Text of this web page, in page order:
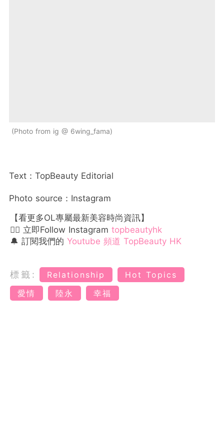
Photo from ig @ 6wing_fama
Text：TopBeauty Editorial
Photo source：Instagram
【看更多OL專屬最新美容時尚資訊】
👉🏻 立即Follow Instagram topbeautyhk
🔔 訂閱我們的 Youtube 頻道 TopBeauty HK
標籤: Relationship
Hot Topics
愛情
陸永 幸福